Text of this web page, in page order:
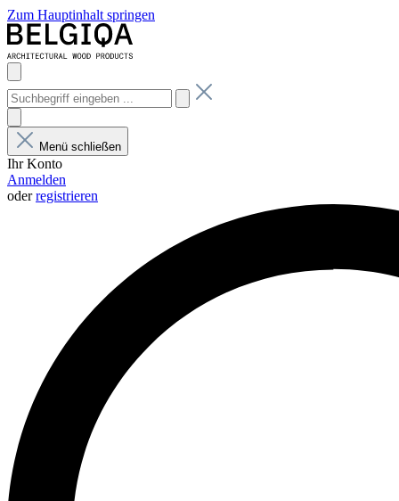
Zum Hauptinhalt springen
Menü schließen
Ihr Konto
Anmelden
oderregistrieren